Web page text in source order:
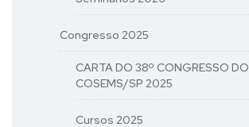
Congresso 2025
CARTA DO 38º CONGRESSO DO
COSEMS/SP 2025
Cursos 2025